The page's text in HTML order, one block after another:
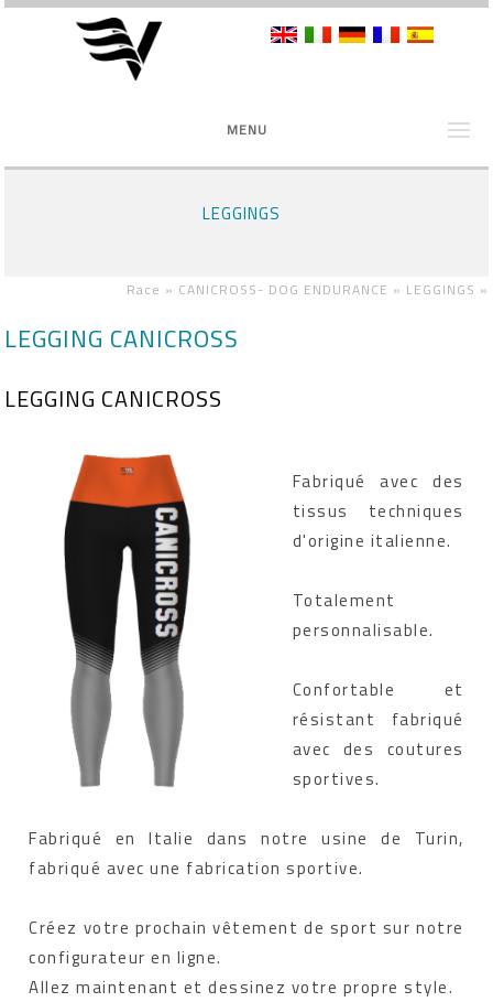
MENU
LEGGINGS
Race » CANICROSS- DOG ENDURANCE » LEGGINGS »
LEGGING CANICROSS
LEGGING CANICROSS
Fabriqué avec des
tissus techniques
d'origine italienne.
Totalement
personnalisable.
Confortable et
résistant fabriqué
avec des coutures
sportives.
Fabriqué en Italie dans notre usine de Turin,
fabriqué avec une fabrication sportive.
Créez votre prochain vêtement de sport sur notre
configurateur en ligne.
Allez maintenant et dessinez votre propre style.